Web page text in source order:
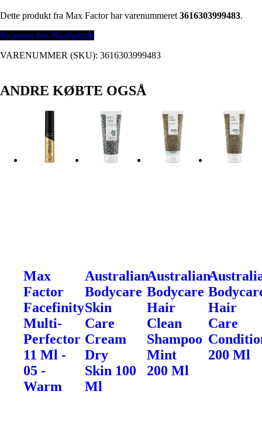
Dette produkt fra Max Factor har varenummeret 3616303999483.
Se prisen hos Nicehair.dk
VARENUMMER (SKU): 3616303999483
ANDRE KØBTE OGSÅ
Max
Factor
Facefinity
Multi-
Perfector
11 Ml -
05 -
Warm
Australian
Bodycare
Skin
Care
Cream
Dry
Skin 100
Ml
Australian
Bodycare
Hair
Clean
Shampoo
Mint
200 Ml
Hair
Care
200 Ml